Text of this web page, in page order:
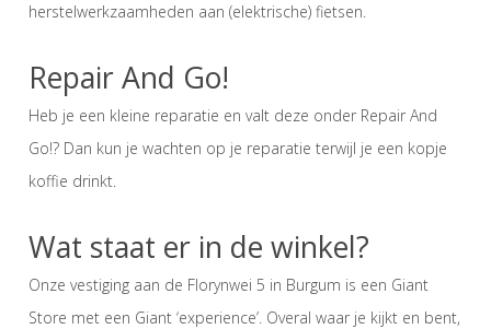
herstelwerkzaamheden aan (elektrische) fietsen.
Repair And Go!
Heb je een kleine reparatie en valt deze onder Repair And
Go!? Dan kun je wachten op je reparatie terwijl je een kopje
koffie drinkt.
Wat staat er in de winkel?
Onze vestiging aan de Florynwei 5 in Burgum is een Giant
Store met een Giant ‘experience’. Overal waar je kijkt en bent,